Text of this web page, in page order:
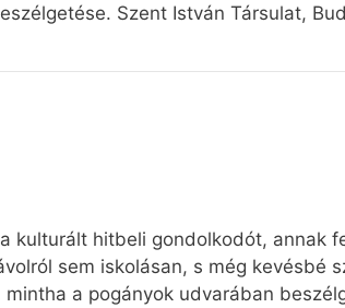
Szent István Társulat,
kulturált hitbeli gondolkodót, annak
sem iskolásan, s még kevésbé
a pogányok udvarában